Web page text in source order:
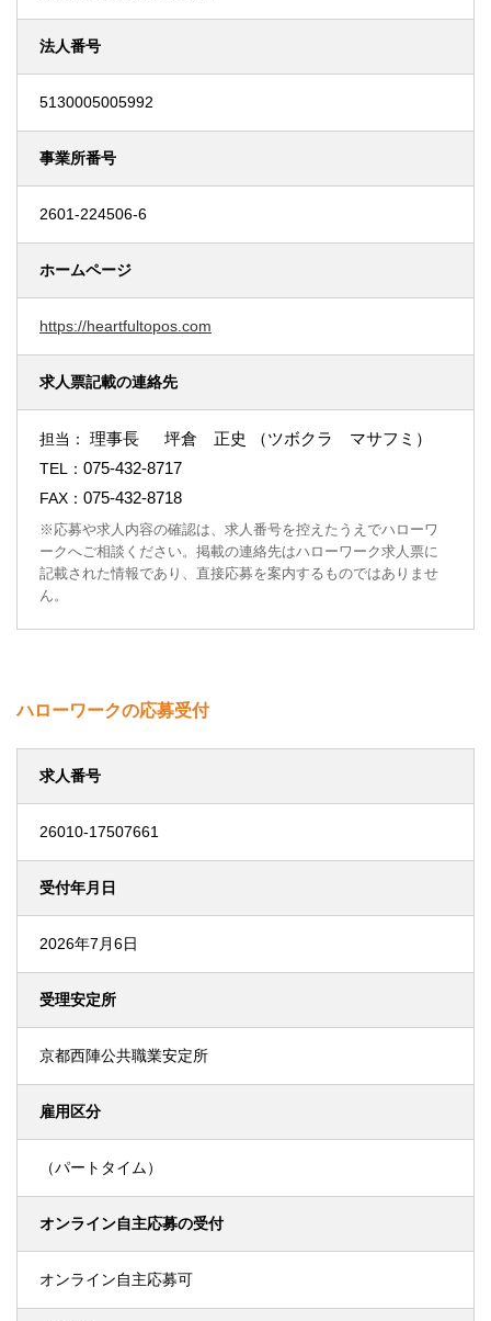
法人番号
5130005005992
事業所番号
2601-224506-6
ホームページ
https://heartfultopos.com
求人票記載の連絡先
担当： 理事長 坪倉 正史 （ツボクラ マサフミ）
TEL： 075-432-8717
FAX： 075-432-8718
※応募や求人内容の確認は、求人番号を控えたうえでハローワ
ークへご相談ください。掲載の連絡先はハローワーク求人票に
記載された情報であり、直接応募を案内するものではありませ
ん。
ハローワークの応募受付
求人番号
26010-17507661
受付年月日
2026年7月6日
受理安定所
京都西陣公共職業安定所
雇用区分
（パートタイム）
オンライン自主応募の受付
オンライン自主応募可